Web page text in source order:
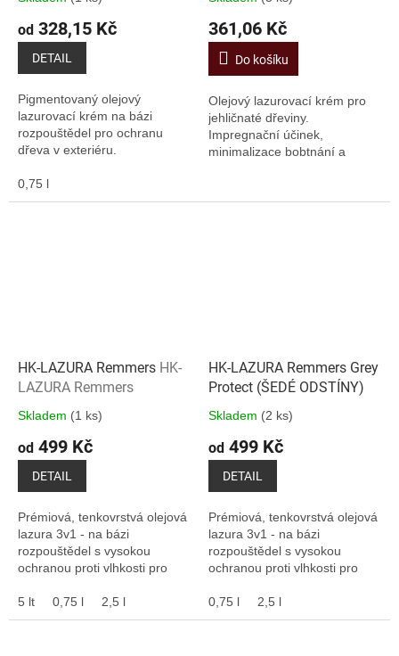
od 328,15 Kč
DETAIL
Pigmentovaný olejový
lazurovací krém na bázi
rozpouštědel pro ochranu
dřeva v exteriéru.
0,75 l
361,06 Kč
Do košíku
Olejový lazurovací krém pro
jehličnaté dřeviny.
Impregnační účinek,
minimalizace bobtnání a
základní nátěr pod lazury a
HK-LAZURA Remmers HK-
LAZURA Remmers
Skladem (1 ks)
od 499 Kč
DETAIL
Prémiová, tenkovrstvá olejová
lazura 3v1 - na bázi
rozpouštědel s vysokou
ochranou proti vlhkosti pro
matný. Dostupný v balení 0,75
l nebo 2,5 l. Na...
5 lt 0,75 l 2,5 l
HK-LAZURA Remmers Grey
Protect (ŠEDÉ ODSTÍNY)
Skladem (2 ks)
od 499 Kč
DETAIL
Prémiová, tenkovrstvá olejová
lazura 3v1 - na bázi
rozpouštědel s vysokou
ochranou proti vlhkosti pro
matný. Dostupný v balení 0,75
l nebo 2,5 l. Na...
0,75 l 2,5 l